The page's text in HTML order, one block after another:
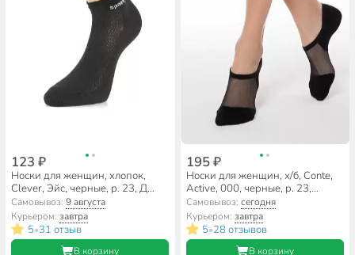
123 ₽
Носки для женщин, хлопок,
Clever, Эйс, черные, р. 23, Д
104ш
Самовывоз:9 августа
Курьером:завтра
5•31 отзыв
В корзину
195 ₽
Носки для женщин, х/б, Conte,
Active, 000, черные, р. 23,
ультракороткие, 18C-4CП
Самовывоз: сегодня
Курьером: завтра
5•28 отзывов
В корзину